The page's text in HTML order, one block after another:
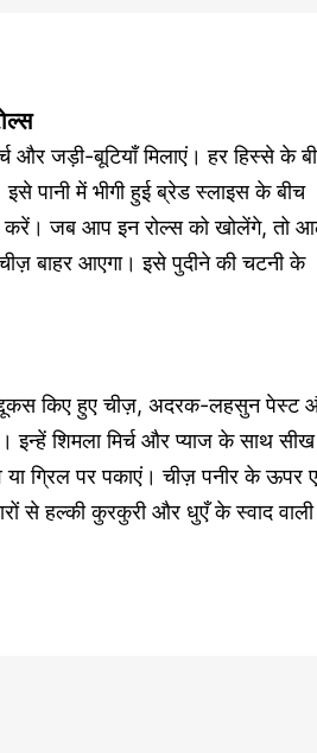
जड़ी-बूटियाँ मिलाएं। हर हिस्से के
पानी में भीगी हुई ब्रेड स्लाइस के बीच
करें। जब आप इन रोल्स को खोलेंगे, तो
बाहर आएगा। इसे पुदीने की चटनी के
किए हुए चीज़, अदरक-लहसुन पेस्ट
इन्हें शिमला मिर्च और प्याज के साथ सीख
ग्रिल पर पकाएं। चीज़ पनीर के ऊपर
से हल्की कुरकुरी और धुएँ के स्वाद वाली